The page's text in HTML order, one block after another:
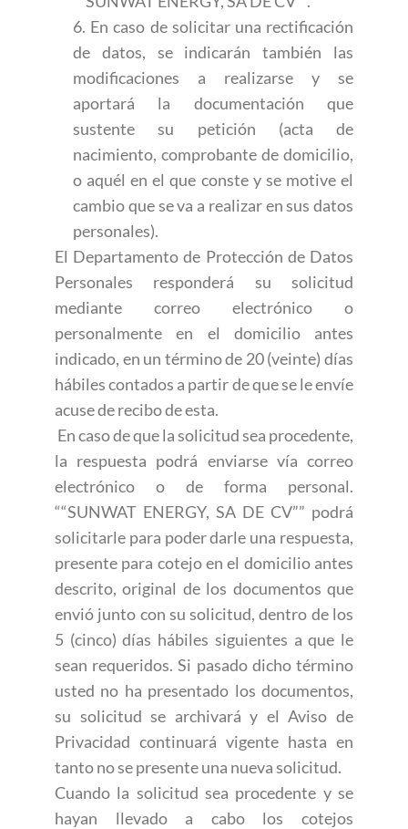
6. En caso de solicitar una rectificación
de datos, se indicarán también las
modificaciones a realizarse y se
aportará la documentación que
sustente su petición (acta de
nacimiento, comprobante de domicilio,
o aquél en el que conste y se motive el
cambio que se va a realizar en sus datos
personales).
El Departamento de Protección de Datos
Personales responderá su solicitud
mediante correo electrónico o
personalmente en el domicilio antes
indicado, en un término de 20 (veinte) días
hábiles contados a partir de que se le envíe
acuse de recibo de esta.
En caso de que la solicitud sea procedente,
la respuesta podrá enviarse vía correo
electrónico o de forma personal.
““SUNWAT ENERGY, SA DE CV”” podrá
solicitarle para poder darle una respuesta,
presente para cotejo en el domicilio antes
descrito, original de los documentos que
envió junto con su solicitud, dentro de los
5 (cinco) días hábiles siguientes a que le
sean requeridos. Si pasado dicho término
usted no ha presentado los documentos,
su solicitud se archivará y el Aviso de
Privacidad continuará vigente hasta en
tanto no se presente una nueva solicitud.
Cuando la solicitud sea procedente y se
hayan llevado a cabo los cotejos